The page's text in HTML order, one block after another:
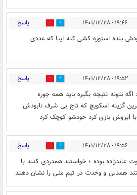
۱۹:۴۶ - ۱۴۰۱/۱۲/۲۸ 5 پاسخ
بلده استوره کشی کنه اینا که عددی
۱۹:۵۲ - ۱۴۰۱/۱۲/۲۸ 4 پاسخ
نتونه نتیجه بگیره باید همه جوره
گزینه اسکویچ که تاج بی شرف نابودش
با ابروش بازی کرد خودشو کوچک کرد
۱۹:۵۶ - ۱۴۰۱/۱۲/۲۸ 1 پاسخ
عابدزاده بوده ؛ خواستند همدردی کنند با
همدلی و وخدت در تیم ملی را نشان دهند